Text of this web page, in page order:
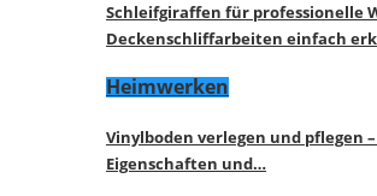
Schleifgiraffen für professionelle
Deckenschliffarbeiten einfach
Heimwerken
Vinylboden verlegen und pflegen
Eigenschaften und…